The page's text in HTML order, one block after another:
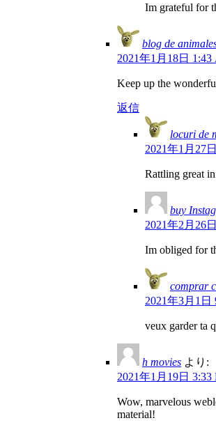
Im grateful for
blog de
2021年1月18日
Keep up the
返信
locuri de
2021年1月27
Rattling great
buy
2021年2月26
Im obliged for
comprar
2021年3月1日
veux garder ta
h movies より:
2021年1月19日 3:33
Wow, marvelous
material!